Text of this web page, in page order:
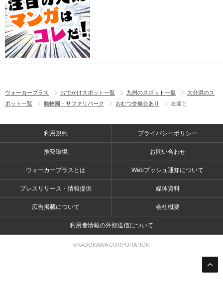
ウォーカープラス おでかけスポット一覧 九州のスポット一覧
大分県のス
ポット一覧
動物園・サファリパーク おむつ交換台あり 友達と
利用規約 プライバシーポリシー
推奨環境 お問い合わせ
ウォーカープラスとは Webプッシュ通知について
プレスリリース・情報提供 媒体資料
広告掲載について 会社概要
利用者情報の外部送信について
©KADOKAWA CORPORATION